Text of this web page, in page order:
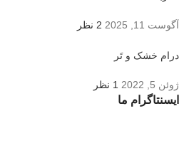
آگوست 11, 2025 2 نظر
درام خشک و تَر
ژوئن 5, 2022 1 نظر
ایسنتاگرام ما